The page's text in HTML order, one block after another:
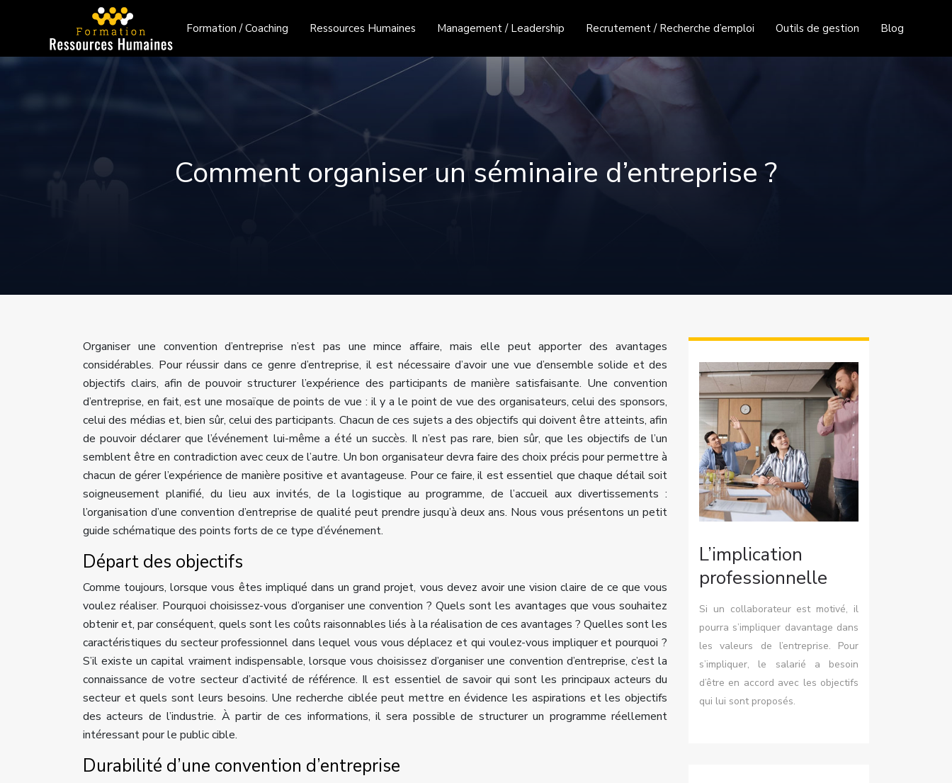
Formation / Coaching Ressources Humaines Management / Leadership Recrutement / Recherche d’emploi Outils de gestion Blog
Comment organiser un séminaire d’entreprise ?
Organiser une convention d’entreprise n’est pas une mince affaire, mais elle peut apporter des avantages
considérables. Pour réussir dans ce genre d’entreprise, il est nécessaire d’avoir une vue d’ensemble solide et des
objectifs clairs, afin de pouvoir structurer l’expérience des participants de manière satisfaisante. Une convention
d’entreprise, en fait, est une mosaïque de points de vue : il y a le point de vue des organisateurs, celui des sponsors,
celui des médias et, bien sûr, celui des participants. Chacun de ces sujets a des objectifs qui doivent être atteints, afin
de pouvoir déclarer que l’événement lui-même a été un succès. Il n’est pas rare, bien sûr, que les objectifs de l’un
semblent être en contradiction avec ceux de l’autre. Un bon organisateur devra faire des choix précis pour permettre à
chacun de gérer l’expérience de manière positive et avantageuse. Pour ce faire, il est essentiel que chaque détail soit
soigneusement planifié, du lieu aux invités, de la logistique au programme, de l’accueil aux divertissements :
l’organisation d’une convention d’entreprise de qualité peut prendre jusqu’à deux ans. Nous vous présentons un petit
guide schématique des points forts de ce type d’événement.
Départ des objectifs
Comme toujours, lorsque vous êtes impliqué dans un grand projet, vous devez avoir une vision claire de ce que vous
voulez réaliser. Pourquoi choisissez-vous d’organiser une convention ? Quels sont les avantages que vous souhaitez
obtenir et, par conséquent, quels sont les coûts raisonnables liés à la réalisation de ces avantages ? Quelles sont les
caractéristiques du secteur professionnel dans lequel vous vous déplacez et qui voulez-vous impliquer et pourquoi ?
S’il existe un capital vraiment indispensable, lorsque vous choisissez d’organiser une convention d’entreprise, c’est la
connaissance de votre secteur d’activité de référence. Il est essentiel de savoir qui sont les principaux acteurs du
secteur et quels sont leurs besoins. Une recherche ciblée peut mettre en évidence les aspirations et les objectifs
des acteurs de l’industrie. À partir de ces informations, il sera possible de structurer un programme réellement
intéressant pour le public cible.
Durabilité d’une convention d’entreprise
L’implication
professionnelle
Si un collaborateur est motivé, il
pourra s’impliquer davantage dans
les valeurs de l’entreprise. Pour
s’impliquer, le salarié a besoin
d’être en accord avec les objectifs
qui lui sont proposés.